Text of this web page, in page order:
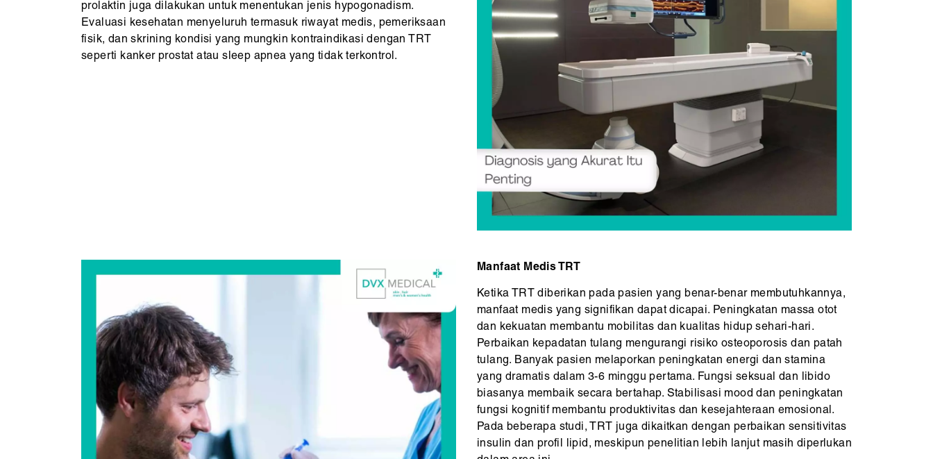
prolaktin juga dilakukan untuk menentukan jenis hypogonadism.
Evaluasi kesehatan menyeluruh termasuk riwayat medis, pemeriksaan
fisik, dan skrining kondisi yang mungkin kontraindikasi dengan TRT
seperti kanker prostat atau sleep apnea yang tidak terkontrol.
Manfaat Medis TRT
Ketika TRT diberikan pada pasien yang benar-benar membutuhkannya,
manfaat medis yang signifikan dapat dicapai. Peningkatan massa otot
dan kekuatan membantu mobilitas dan kualitas hidup sehari-hari.
Perbaikan kepadatan tulang mengurangi risiko osteoporosis dan patah
tulang. Banyak pasien melaporkan peningkatan energi dan stamina
yang dramatis dalam 3-6 minggu pertama. Fungsi seksual dan libido
biasanya membaik secara bertahap. Stabilisasi mood dan peningkatan
fungsi kognitif membantu produktivitas dan kesejahteraan emosional.
Pada beberapa studi, TRT juga dikaitkan dengan perbaikan sensitivitas
insulin dan profil lipid, meskipun penelitian lebih lanjut masih diperlukan